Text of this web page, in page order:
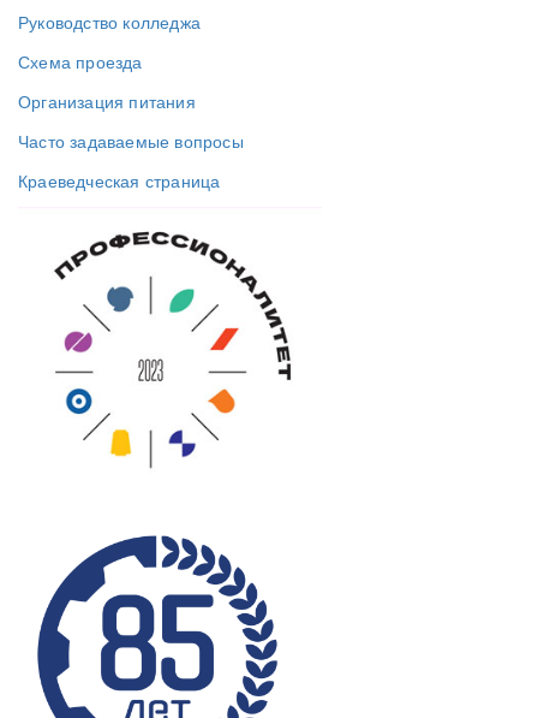
Руководство колледжа
Схема проезда
Организация питания
Часто задаваемые вопросы
Краеведческая страница